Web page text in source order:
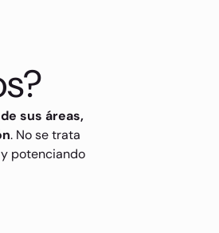
sus áreas,
. No se trata
potenciando